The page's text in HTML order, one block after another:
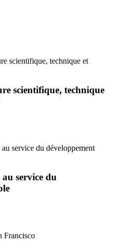
scientifique, technique et
scientifique, technique
service du développement
service du
Francisco